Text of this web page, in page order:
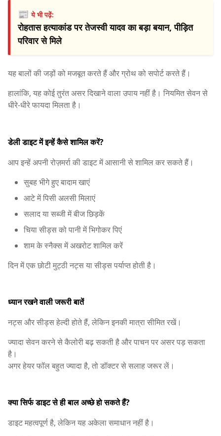
📰ये भी पढ़ें:
रोहतास हत्याकांड पर तेजस्वी यादव का बड़ा बयान, पीड़ित
परिवार से मिले
यह बालों की जड़ों को मजबूत करते हैं और ग्रोथ को सपोर्ट करते हैं।
हालांकि, यह कोई तुरंत असर दिखाने वाला उपाय नहीं है। नियमित सेवन से
धीरे-धीरे फायदा मिलता है।
डेली डाइट में इन्हें कैसे शामिल करें?
आप इन्हें अपनी रोज़मर्रा की डाइट में आसानी से शामिल कर सकते हैं।
सुबह भीगे हुए बादाम खाएं
आटे में पिसी अलसी मिलाएं
सलाद या सब्जी में बीज छिड़कें
चिया सीड्स को पानी में भिगोकर पिएं
शाम के स्नैक्स में अखरोट शामिल करें
दिन में एक छोटी मुट्ठी नट्स या सीड्स पर्याप्त होती है।
ध्यान रखने वाली जरूरी बातें
नट्स और सीड्स हेल्दी होते हैं, लेकिन इनकी मात्रा सीमित रखें।
ज्यादा सेवन करने से कैलोरी बढ़ सकती है और पाचन पर असर पड़ सकता
है।
अगर हेयर फॉल बहुत ज्यादा है, तो डॉक्टर से सलाह जरूर लें।
क्या सिर्फ डाइट से ही बाल अच्छे हो सकते हैं?
डाइट महत्वपूर्ण है, लेकिन यह अकेला समाधान नहीं है।